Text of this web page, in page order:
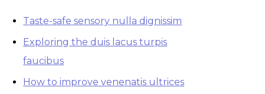
Taste-safe sensory nulla dignissim
Exploring the duis lacus turpis
faucibus
How to improve venenatis ultrices